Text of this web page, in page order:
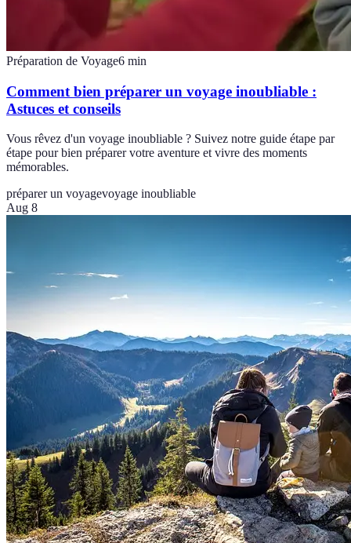
Préparation de Voyage6 min
Comment bien préparer un voyage inoubliable :
Astuces et conseils
Vous rêvez d'un voyage inoubliable ? Suivez notre guide étape par
étape pour bien préparer votre aventure et vivre des moments
mémorables.
préparer un voyagevoyage inoubliable
Aug 8